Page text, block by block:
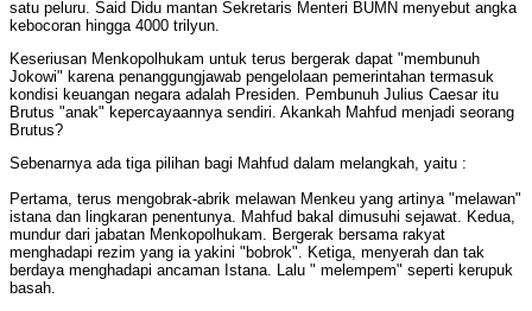
satu peluru. Said Didu mantan Sekretaris Menteri BUMN menyebut angka
kebocoran hingga 4000 trilyun.
Keseriusan Menkopolhukam untuk terus bergerak dapat "membunuh
Jokowi" karena penanggungjawab pengelolaan pemerintahan termasuk
kondisi keuangan negara adalah Presiden. Pembunuh Julius Caesar itu
Brutus "anak" kepercayaannya sendiri. Akankah Mahfud menjadi seorang
Brutus?
Sebenarnya ada tiga pilihan bagi Mahfud dalam melangkah, yaitu :
Pertama, terus mengobrak-abrik melawan Menkeu yang artinya "melawan"
istana dan lingkaran penentunya. Mahfud bakal dimusuhi sejawat. Kedua,
mundur dari jabatan Menkopolhukam. Bergerak bersama rakyat
menghadapi rezim yang ia yakini "bobrok". Ketiga, menyerah dan tak
berdaya menghadapi ancaman Istana. Lalu " melempem" seperti kerupuk
basah.